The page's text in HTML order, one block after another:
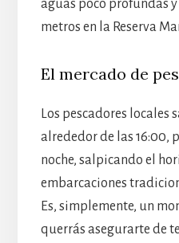
aguas poco profundas y
metros en la Reserva
El mercado de
Los pescadores locales
alrededor de las 16:00,
noche, salpicando el
embarcaciones
Es, simplemente, un
querrás asegurarte de